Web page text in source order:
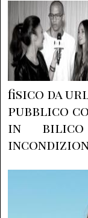
fisico da
pubblico
in